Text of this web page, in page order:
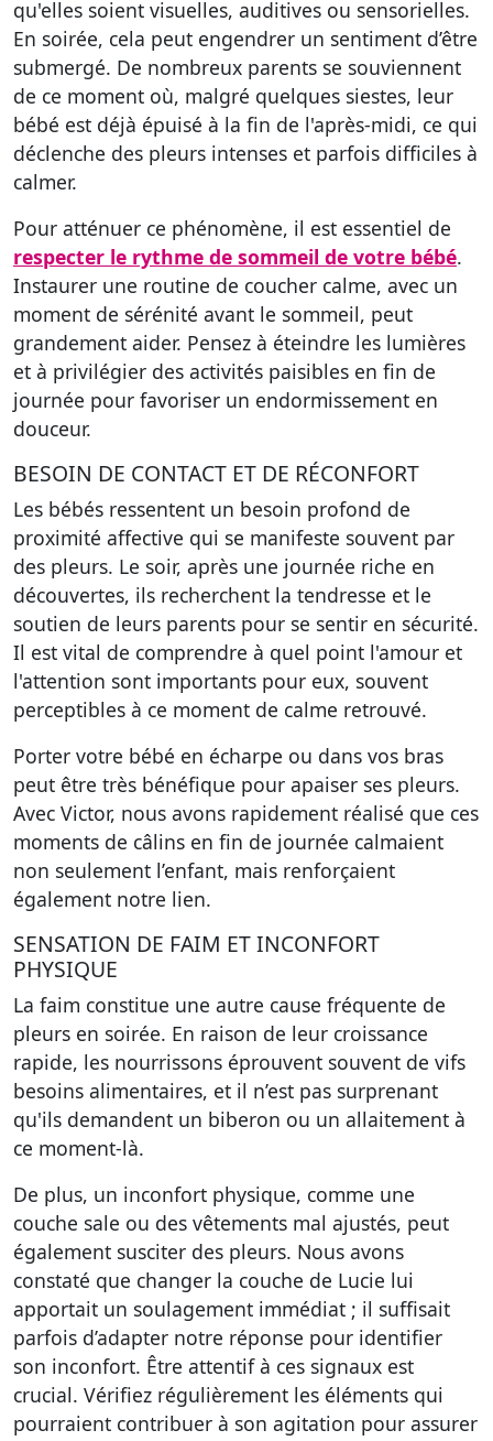
qu'elles soient visuelles, auditives ou sensorielles.
En soirée, cela peut engendrer un sentiment d’être
submergé. De nombreux parents se souviennent
de ce moment où, malgré quelques siestes, leur
bébé est déjà épuisé à la fin de l'après-midi, ce qui
déclenche des pleurs intenses et parfois difficiles à
calmer.
Pour atténuer ce phénomène, il est essentiel de
respecter le rythme de sommeil de votre bébé.
Instaurer une routine de coucher calme, avec un
moment de sérénité avant le sommeil, peut
grandement aider. Pensez à éteindre les lumières
et à privilégier des activités paisibles en fin de
journée pour favoriser un endormissement en
douceur.
BESOIN DE CONTACT ET DE RÉCONFORT
Les bébés ressentent un besoin profond de
proximité affective qui se manifeste souvent par
des pleurs. Le soir, après une journée riche en
découvertes, ils recherchent la tendresse et le
soutien de leurs parents pour se sentir en sécurité.
Il est vital de comprendre à quel point l'amour et
l'attention sont importants pour eux, souvent
perceptibles à ce moment de calme retrouvé.
Porter votre bébé en écharpe ou dans vos bras
peut être très bénéfique pour apaiser ses pleurs.
Avec Victor, nous avons rapidement réalisé que ces
moments de câlins en fin de journée calmaient
non seulement l’enfant, mais renforçaient
également notre lien.
SENSATION DE FAIM ET INCONFORT
PHYSIQUE
La faim constitue une autre cause fréquente de
pleurs en soirée. En raison de leur croissance
rapide, les nourrissons éprouvent souvent de vifs
besoins alimentaires, et il n’est pas surprenant
qu'ils demandent un biberon ou un allaitement à
ce moment-là.
De plus, un inconfort physique, comme une
couche sale ou des vêtements mal ajustés, peut
également susciter des pleurs. Nous avons
constaté que changer la couche de Lucie lui
apportait un soulagement immédiat ; il suffisait
parfois d’adapter notre réponse pour identifier
son inconfort. Être attentif à ces signaux est
crucial. Vérifiez régulièrement les éléments qui
pourraient contribuer à son agitation pour assurer